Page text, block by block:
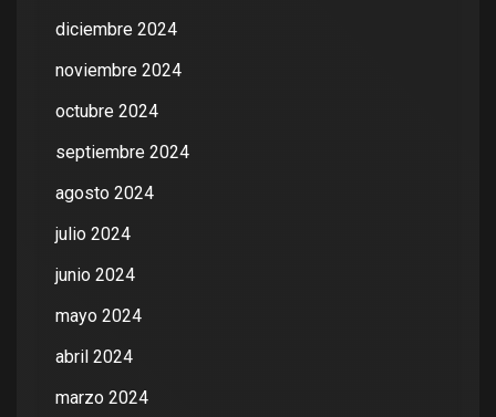
diciembre 2024
noviembre 2024
octubre 2024
septiembre 2024
agosto 2024
julio 2024
junio 2024
mayo 2024
abril 2024
marzo 2024